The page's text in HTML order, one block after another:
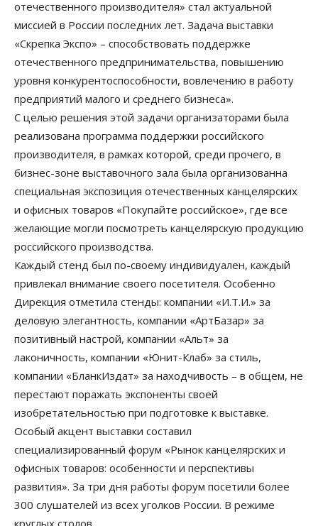
отечественного производителя» стал актуальной
миссией в России последних лет. Задача выставки
«Скрепка Экспо» – способствовать поддержке
отечественного предпринимательства, повышению
уровня конкурентоспособности, вовлечению в работу
предприятий малого и среднего бизнеса».
С целью решения этой задачи организаторами была
реализована программа поддержки российского
производителя, в рамках которой, среди прочего, в
бизнес-зоне выставочного зала была организованна
специальная экспозиция отечественных канцелярских
и офисных товаров «Покупайте российское», где все
желающие могли посмотреть канцелярскую продукцию
российского производства.
Каждый стенд был по-своему индивидуален, каждый
привлекал внимание своего посетителя. Особенно
Дирекция отметила стенды: компании «И.Т.И.» за
деловую элегантность, компании «АртБазар» за
позитивный настрой, компании «Альт» за
лаконичность, компании «Юнит-Клаб» за стиль,
компании «БланкИздат» за находчивость – в общем, не
перестают поражать экспоненты своей
изобретательностью при подготовке к выставке.
Особый акцент выставки составил
специализированный форум «Рынок канцелярских и
офисных товаров: особенности и перспективы
развития». За три дня работы форум посетили более
300 слушателей из всех уголков России. В режиме
круглых столов